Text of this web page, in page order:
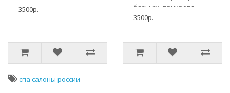
клика делать
по нас.пунктам, см.
скриншоты. &..
3500р.
базы см. прикрепл.
скриншоты.Можно в 2
выборки по регионам,
по нас.пунктам,см.
3500р.
спа салоны россии